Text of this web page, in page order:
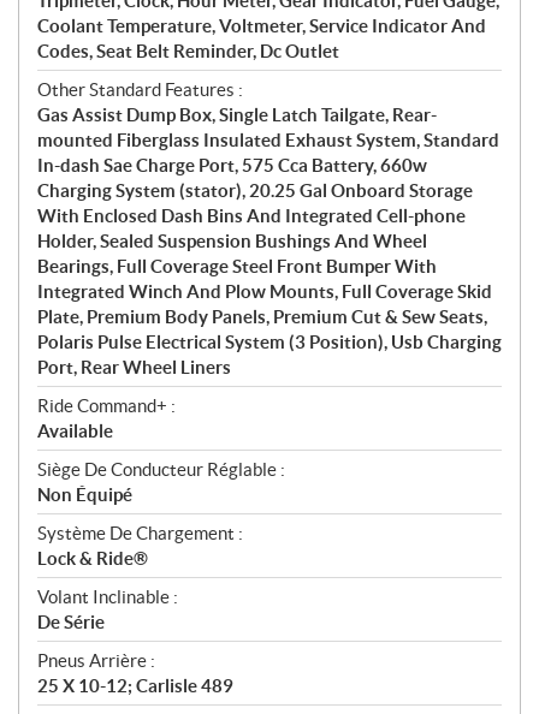
Coolant Temperature, Voltmeter, Service Indicator And
Codes, Seat Belt Reminder, Dc Outlet
Other Standard Features :
Gas Assist Dump Box, Single Latch Tailgate, Rear-
mounted Fiberglass Insulated Exhaust System, Standard
In-dash Sae Charge Port, 575 Cca Battery, 660w
Charging System (stator), 20.25 Gal Onboard Storage
With Enclosed Dash Bins And Integrated Cell-phone
Holder, Sealed Suspension Bushings And Wheel
Bearings, Full Coverage Steel Front Bumper With
Integrated Winch And Plow Mounts, Full Coverage Skid
Plate, Premium Body Panels, Premium Cut & Sew Seats,
Polaris Pulse Electrical System (3 Position), Usb Charging
Port, Rear Wheel Liners
Ride Command+ :
Available
Siège De Conducteur Réglable :
Non Équipé
Système De Chargement :
Lock & Ride®
Volant Inclinable :
De Série
Pneus Arrière :
25 X 10-12; Carlisle 489